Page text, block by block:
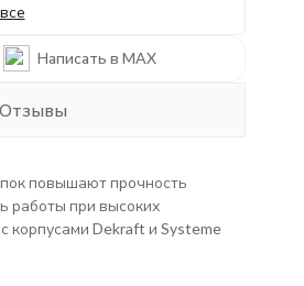
Написать в MAX
Отзывы
повышают прочность
работы при высоких
корпусами Dekraft и Systeme